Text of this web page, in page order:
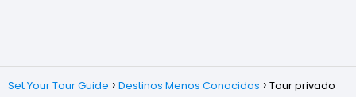
Set Your Tour Guide Destinos Menos Conocidos
Tour privado